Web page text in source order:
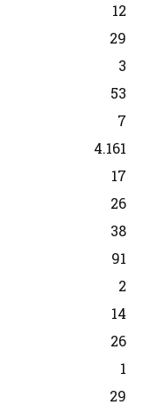
12
29
3
53
7
4.161
17
26
38
91
2
14
26
1
29